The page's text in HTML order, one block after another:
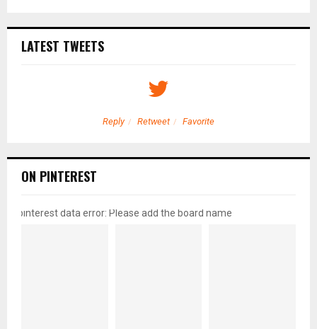
LATEST TWEETS
Reply Retweet Favorite
ON PINTEREST
pinterest data error: Please add the board name